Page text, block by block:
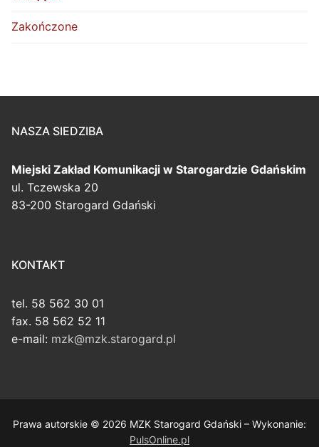
Zakończone
NASZA SIEDZIBA
Miejski Zakład Komunikacji w Starogardzie Gdańskim
ul. Tczewska 20
83-200 Starogard Gdański
KONTAKT
tel. 58 562 30 01
fax. 58 562 52 11
e-mail: mzk@mzk.starogard.pl
Prawa autorskie © 2026 MZK Starogard Gdański – Wykonanie:
PulsOnline.pl